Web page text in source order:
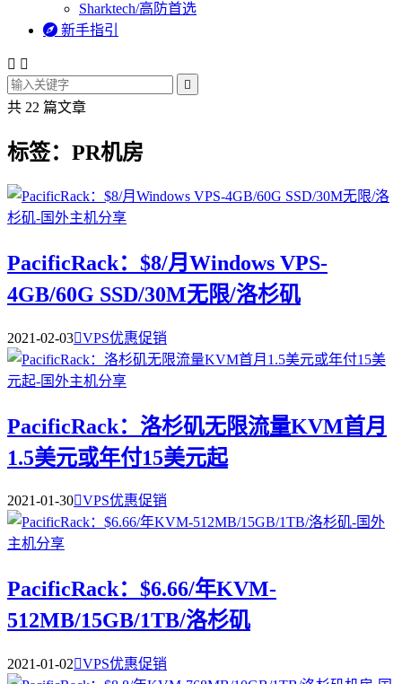
Sharktech/高防首选
 新手指引
 

共 22 篇文章
标签：PR机房
PacificRack：$8/月Windows VPS-
4GB/60G SSD/30M无限/洛杉矶
2021-02-03VPS优惠促销
PacificRack：洛杉矶无限流量KVM首月
1.5美元或年付15美元起
2021-01-30VPS优惠促销
PacificRack：$6.66/年KVM-
512MB/15GB/1TB/洛杉矶
2021-01-02VPS优惠促销